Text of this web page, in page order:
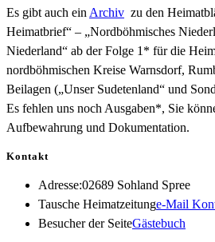
Es gibt auch ein Archiv zu den
Heimatbrief“ – „Nordböhmisches
Niederland“ ab der Folge 1* für die
nordböhmischen Kreise Warnsdorf,
Beilagen („Unser Sudetenland“ und
Es fehlen uns noch Ausgaben*, Sie
Aufbewahrung und Dokumentation.
Kontakt
Adresse:02689 Sohland Spree
Tausche Heimatzeitunge-Mail
Besucher der SeiteGästebuch